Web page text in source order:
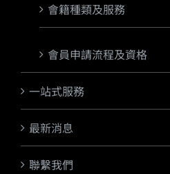
會籍種類及服務
會員申請流程及資格
一站式服務
最新消息
聯繫我們